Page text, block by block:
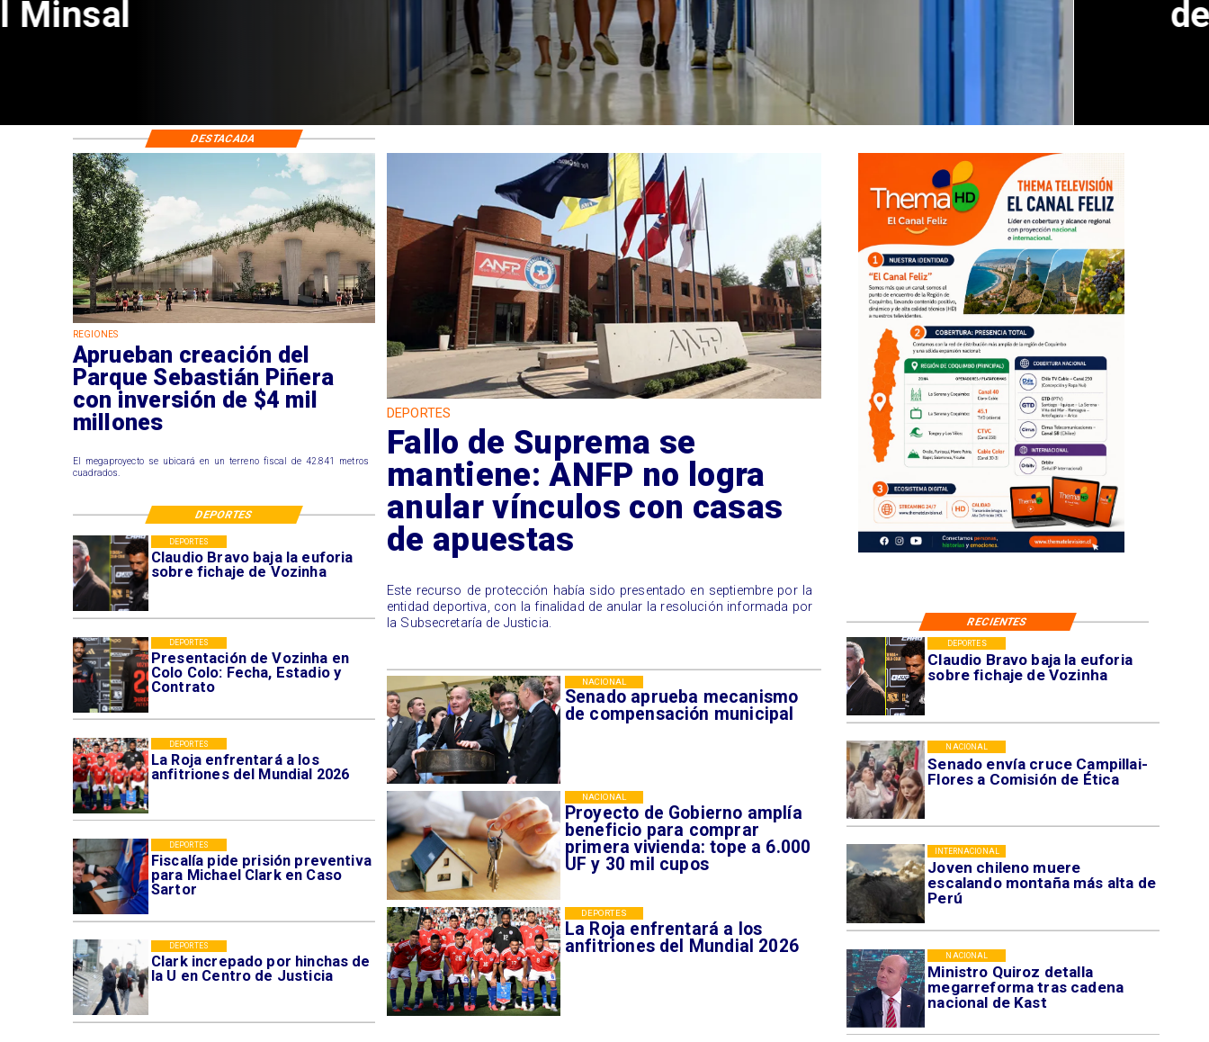
de $4 mil millones
Claudio Bravo baja la euforia
sobre fichaje de Vozinha
DEPORTES
Senado envía cruce Campillai-
Flores a Comisión de Ética
NACIONAL
Joven chileno muere
escalando montaña más alta de
Perú
INTERNACIONAL
Ministro Quiroz detalla
megarreforma tras cadena
nacional de Kast
NACIONAL
Claudio Bravo baja la euforia
sobre fichaje de Vozinha
DEPORTES
Presentación de Vozinha en
Colo Colo: Fecha, Estadio y
Contrato
DEPORTES
La Roja enfrentará a los
anfitriones del Mundial 2026
DEPORTES
Fiscalía pide prisión preventiva
para Michael Clark en Caso
Sartor
DEPORTES
Clark increpado por hinchas de
la U en Centro de Justicia
DEPORTES
Senado aprueba mecanismo
de compensación municipal
NACIONAL
Proyecto de Gobierno amplía
beneficio para comprar
primera vivienda: tope a 6.000
UF y 30 mil cupos
NACIONAL
La Roja enfrentará a los
anfitriones del Mundial 2026
DEPORTES
REGIONES
Aprueban creación del
Parque Sebastián Piñera
con inversión de $4 mil
millones
El megaproyecto se ubicará en un terreno fiscal de 42.841 metros
cuadrados.
DEPORTES
Fallo de Suprema se
mantiene: ANFP no logra
anular vínculos con casas
de apuestas
​Este recurso de protección había sido presentado en septiembre por la
entidad deportiva, con la finalidad de anular la resolución informada por
la Subsecretaría de Justicia.
RECIENTES
DESTACADA
DEPORTES